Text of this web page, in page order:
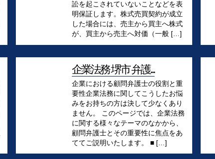
訟を起こされていないことなどを表
明保証します。株式売買契約が成立
した場合には、売主から買主へ株式
が、買主から売主へ対価（一般 […]
企業法務 堺市 弁護...
企業における顧問弁護士の役割と重
要性企業法務に関してこうしたお悩
みをお持ちの方は決して少なくあり
ません。 このページでは、企業法務
に関する様々なテーマのなかから、
顧問弁護士とその重要性に焦点をあ
ててご説明いたします。 ■ […]